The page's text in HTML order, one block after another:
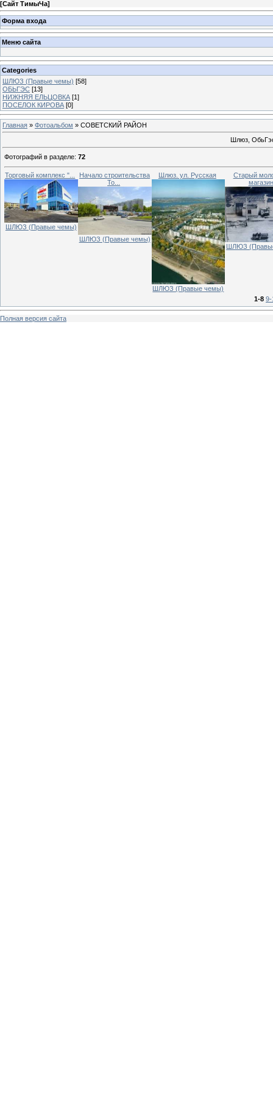
[Сайт ТимыЧа]
Форма входа
Меню сайта
Categories
ШЛЮЗ (Правые чемы) [58]
ОБЬГЭС [13]
НИЖНЯЯ ЕЛЬЦОВКА [1]
ПОСЕЛОК КИРОВА [0]
Главная » Фотоальбом » СОВЕТСКИЙ РАЙОН
Шлюз,
Фотографий в разделе: 72
Торговый комплекс "...
ШЛЮЗ (Правые чемы)
Начало строительства
То...
ШЛЮЗ (Правые чемы)
Шлюз. ул. Русская
ШЛЮЗ (Правые чемы)
Старый
магазин
ШЛЮЗ
1-8 9-
Полная версия сайта